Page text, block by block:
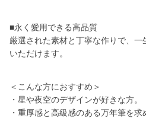
■永く愛用できる高品質
厳選された素材と丁寧な作りで、
いただけます。
＜こんな方におすすめ＞
・星や夜空のデザインが好きな方。
・重厚感と高級感のある万年筆を求